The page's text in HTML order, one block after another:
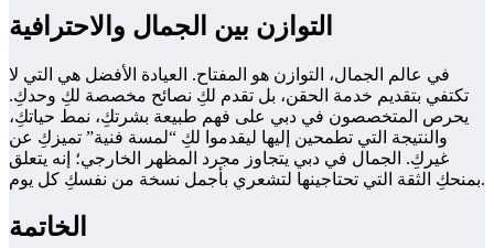
التوازن بين الجمال والاحترافية
في عالم الجمال، التوازن هو المفتاح. العيادة الأفضل هي التي لا
تكتفي بتقديم خدمة الحقن، بل تقدم لكِ نصائح مخصصة لكِ وحدكِ.
يحرص المتخصصون في دبي على فهم طبيعة بشرتكِ، نمط حياتكِ،
والنتيجة التي تطمحين إليها ليقدموا لكِ “لمسة فنية” تميزكِ عن
غيركِ. الجمال في دبي يتجاوز مجرد المظهر الخارجي؛ إنه يتعلق
بمنحكِ الثقة التي تحتاجينها لتشعري بأجمل نسخة من نفسكِ كل يوم.
الخاتمة